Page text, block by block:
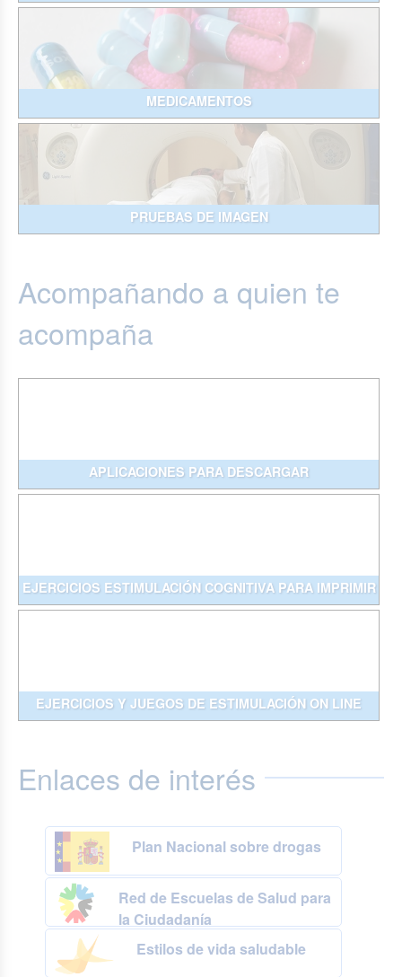
MEDICAMENTOS
PRUEBAS DE IMAGEN
Acompañando a quien te
acompaña
APLICACIONES PARA DESCARGAR
EJERCICIOS ESTIMULACIÓN COGNITIVA PARA IMPRIMIR
EJERCICIOS Y JUEGOS DE ESTIMULACIÓN ON LINE
Enlaces de interés
Plan Nacional sobre drogas
Red de Escuelas de Salud para
la Ciudadanía
Estilos de vida saludable